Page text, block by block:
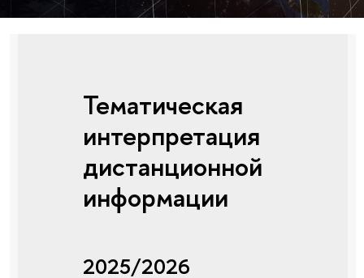
Тематическая
интерпретация
дистанционной
информации
2025/2026